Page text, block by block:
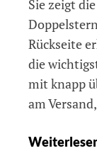
Sie zeigt
Rückseite
die
mit knapp
am